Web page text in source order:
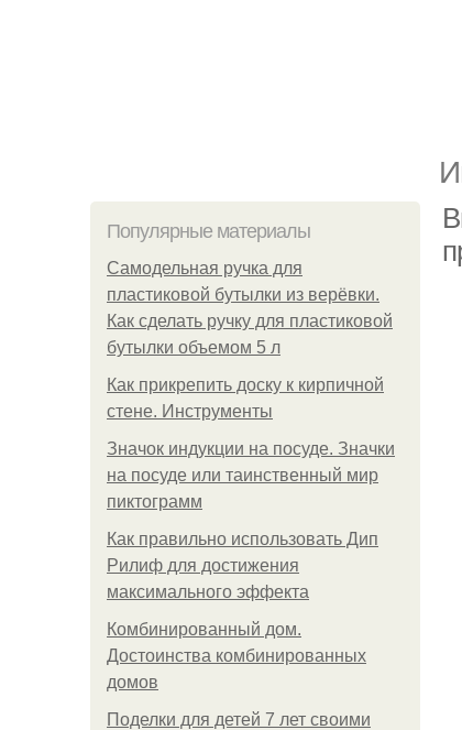
Популярные материалы
Самодельная ручка для
пластиковой бутылки из верёвки.
Как сделать ручку для пластиковой
бутылки объемом 5 л
Как прикрепить доску к кирпичной
стене. Инструменты
Значок индукции на посуде. Значки
на посуде или таинственный мир
пиктограмм
Как правильно использовать Дип
Рилиф для достижения
максимального эффекта
Комбинированный дом.
Достоинства комбинированных
домов
Поделки для детей 7 лет своими